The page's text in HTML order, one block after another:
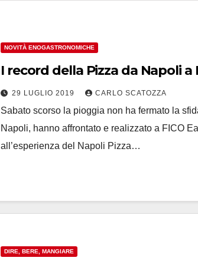
NOVITÀ ENOGASTRONOMICHE
I record della Pizza da Napoli
29 LUGLIO 2019 CARLO SCATOZZA
Sabato scorso la pioggia non ha fermato la
Napoli, hanno affrontato e realizzato a FICO
all’esperienza del Napoli Pizza…
DIRE, BERE, MANGIARE